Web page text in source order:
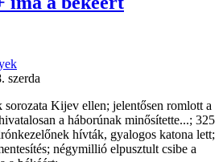
szerda
sorozata Kijev ellen; jelentősen romlott a
a háborúnak minősítette...; 325
hívták, gyalogos katona lett;
négymillió elpusztult csibe a